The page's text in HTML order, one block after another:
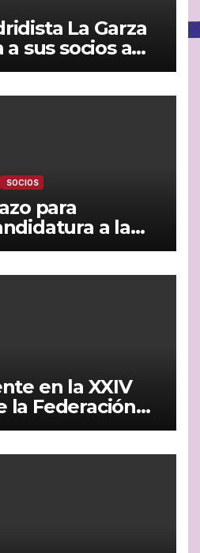
La Garza
sus socios a
semifinal entre
SOCIOS
para
a la
la peña
en la XXIV
la Federación
Peñas